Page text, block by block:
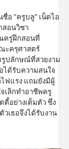
ชื่อ "ครูบลู" เน็ตไอ
สอนวิชา
ครูฝึกสอนที่
ะครุศาสตร์
รูปลักษณ์ที่สวยงาม
ได้รับความสนใจ
ไฟแรง แถมยังมีผู้
เลิกทำอาชีพครู
อย่างเต็มตัว ซึ่ง
วเธอจึงได้รับงาน